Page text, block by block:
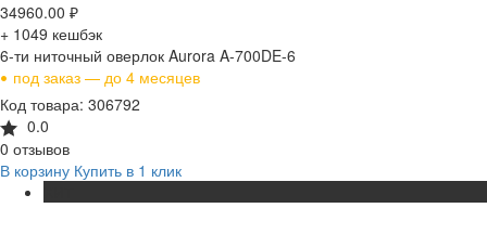
34960.00 ₽
+ 1049 кешбэк
6-ти ниточный оверлок Aurora A-700DE-6
• под заказ — до 4 месяцев
Код товара: 306792
0.0
0 отзывов
В корзину Купить в 1 клик